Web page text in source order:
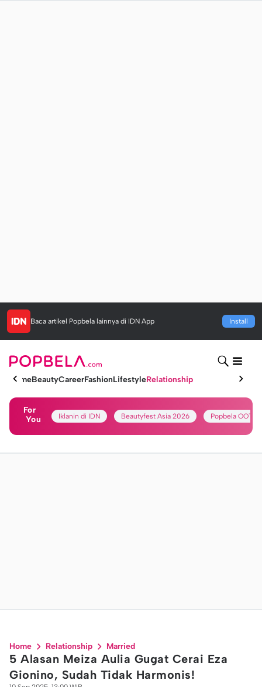
Baca artikel Popbela lainnya di IDN App Install
HomeBeautyCareerFashionLifestyleRelationship
For
You
Iklanin di IDN Beautyfest Asia 2026 Popbela OOTD
Home Relationship Married
5 Alasan Meiza Aulia Gugat Cerai Eza
Gionino, Sudah Tidak Harmonis!